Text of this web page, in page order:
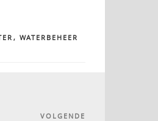
, WATERBEHEER
VOLGENDE